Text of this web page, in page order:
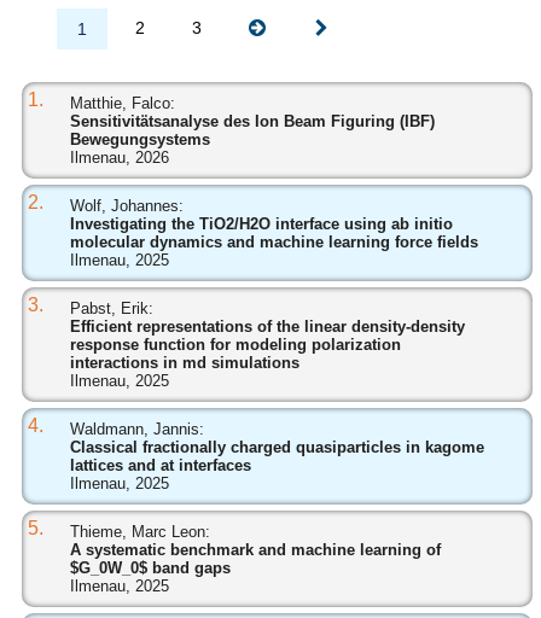
1 2 3
1.
Matthie, Falco:
Sensitivitätsanalyse des Ion Beam Figuring (IBF)
Bewegungsystems
Ilmenau, 2026
2.
Wolf, Johannes:
Investigating the TiO2/H2O interface using ab initio
molecular dynamics and machine learning force fields
Ilmenau, 2025
3.
Pabst, Erik:
Efficient representations of the linear density-density
response function for modeling polarization
interactions in md simulations
Ilmenau, 2025
4.
Waldmann, Jannis:
Classical fractionally charged quasiparticles in kagome
lattices and at interfaces
Ilmenau, 2025
5.
Thieme, Marc Leon:
A systematic benchmark and machine learning of
$G_0W_0$ band gaps
Ilmenau, 2025